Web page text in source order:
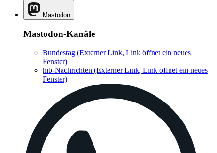
Mastodon
Mastodon-Kanäle
Bundestag (Externer Link, Link öffnet ein neues
Fenster)
hib-Nachrichten (Externer Link, Link öffnet ein neues
Fenster)